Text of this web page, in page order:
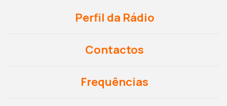
Perfil da Rádio
Contactos
Frequências